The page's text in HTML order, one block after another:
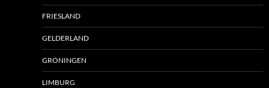
FRIESLAND
GELDERLAND
GRONINGEN
LIMBURG